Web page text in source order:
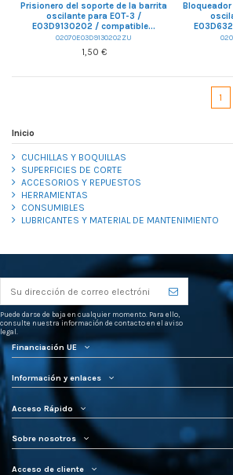
Prisionero del soporte de la barrita
oscilante para EOT-3 /
E03D9130202 / compatible...
02070E03D9130202ZU
1,50 €
1
Inicio
CUCHILLAS Y BOQUILLAS
SUPERFICIES DE CORTE
ACCESORIOS Y REPUESTOS
HERRAMIENTAS
CONSUMIBLES
LUBRICANTES Y MATERIAL DE MANTENIMIENTO
Puede darse de baja en cualquier momento. Para ello,
consulte nuestra información de contacto en el aviso
legal.
Financiación UE
Información y enlaces
Acceso Rápido
Sobre nosotros
Acceso de cliente